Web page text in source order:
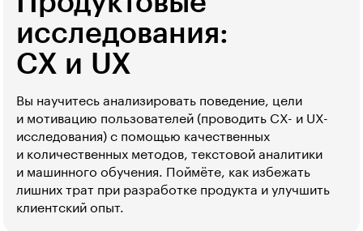
исследования:
CX и UX
Вы научитесь анализировать поведение, цели
и мотивацию пользователей (проводить CX- и UX-
исследования) с помощью качественных
и количественных методов, текстовой аналитики
и машинного обучения. Поймёте, как избежать
лишних трат при разработке продукта и улучшить
клиентский опыт.